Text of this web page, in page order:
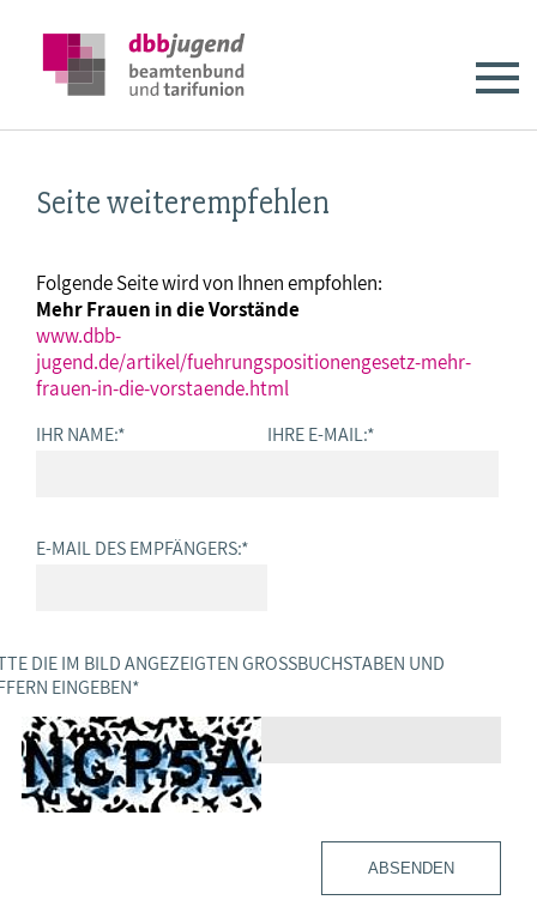
Seite weiterempfehlen
Folgende Seite wird von Ihnen empfohlen:
Mehr Frauen in die Vorstände
www.dbb-
jugend.de/artikel/fuehrungspositionengesetz-mehr-
frauen-in-die-vorstaende.html
IHR NAME:* IHRE E-MAIL:*
E-MAIL DES EMPFÄNGERS:*
DIE IM BILD ANGEZEIGTEN GROSSBUCHSTABEN UND Z
EINGEBEN *
ABSENDEN